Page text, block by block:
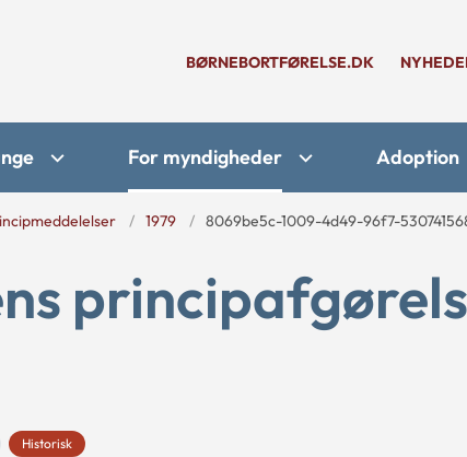
BØRNEBORTFØRELSE.DK
For myndigheder Adoption
1979 8069be5c-1009-4d49-96f7-
Historisk